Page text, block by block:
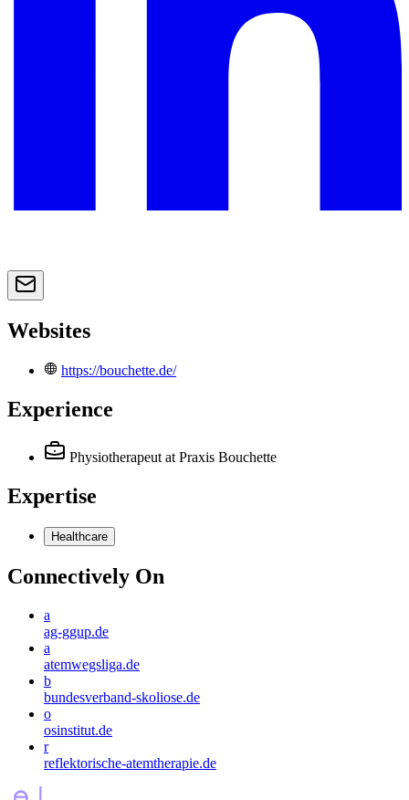
Websites
https://bouchette.de/
Experience
Physiotherapeut at Praxis Bouchette
Expertise
Healthcare
Connectively On
a
ag-ggup.de
a
atemwegsliga.de
b
bundesverband-skoliose.de
o
osinstitut.de
r
reflektorische-atemtherapie.de